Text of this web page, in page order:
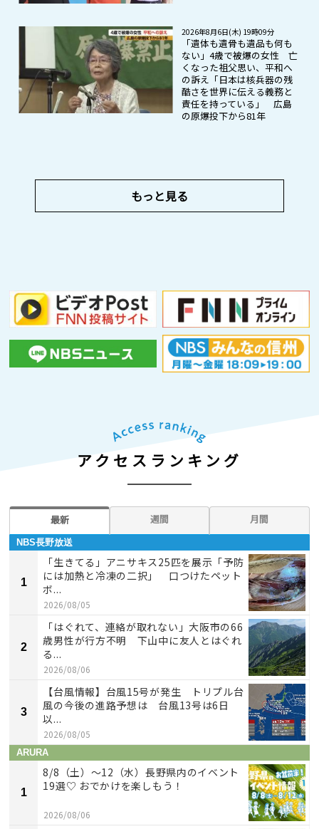
2026年8月6日(木) 19時09分
「遺体も遺骨も遺品も何も
ない」4歳で被爆の女性 亡
くなった祖父思い、平和へ
の訴え「日本は核兵器の残
酷さを世界に伝える義務と
責任を持っている」 広島
の原爆投下から81年
もっと見る
アクセスランキング
最新 週間 月間
NBS長野放送
1
「生きてる」アニサキス25匹を展示「予防
には加熱と冷凍の二択」 口つけたペット
ボ...
2026/08/05
2
「はぐれて、連絡が取れない」大阪市の66
歳男性が行方不明 下山中に友人とはぐれ
る...
2026/08/06
3
【台風情報】台風15号が発生 トリプル台
風の今後の進路予想は 台風13号は6日
以...
2026/08/05
ARURA
1
8/8（土）〜12（水）長野県内のイベント
19選♡ おでかけを楽しもう！
2026/08/06